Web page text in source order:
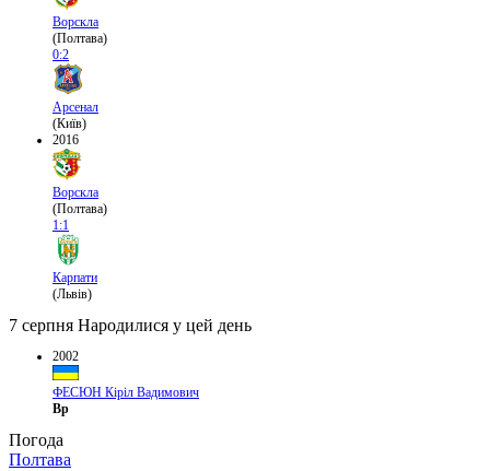
Ворскла
(Полтава)
0:2
Арсенал
(Київ)
2016
Ворскла
(Полтава)
1:1
Карпати
(Львів)
7 серпня Народилися у цей день
2002
ФЕСЮН Кіріл Вадимович
Вр
Погода
Полтава